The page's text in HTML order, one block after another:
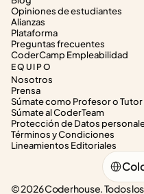
Opiniones de estudiantes
Alianzas
Plataforma
Preguntas frecuentes
CoderCamp Empleabilidad
EQUIPO
Nosotros
Prensa
Súmate como Profesor o Tutor
Súmate al CoderTeam
Protección de Datos
Términos y Condiciones
Lineamientos Editoriales
Select
© 2026 Coderhouse. Todos